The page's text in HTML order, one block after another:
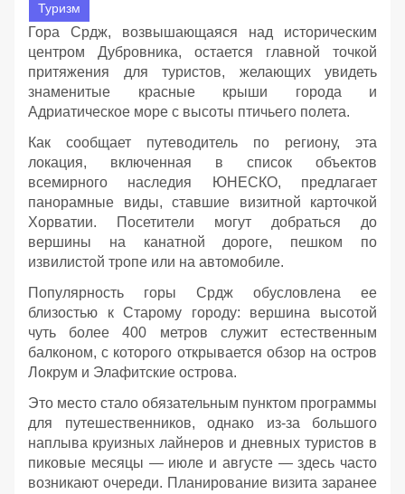
Туризм
Гора Срдж, возвышающаяся над историческим
центром Дубровника, остается главной точкой
притяжения для туристов, желающих увидеть
знаменитые красные крыши города и
Адриатическое море с высоты птичьего полета.
Как сообщает путеводитель по региону, эта
локация, включенная в список объектов
всемирного наследия ЮНЕСКО, предлагает
панорамные виды, ставшие визитной карточкой
Хорватии. Посетители могут добраться до
вершины на канатной дороге, пешком по
извилистой тропе или на автомобиле.
Популярность горы Срдж обусловлена ее
близостью к Старому городу: вершина высотой
чуть более 400 метров служит естественным
балконом, с которого открывается обзор на остров
Локрум и Элафитские острова.
Это место стало обязательным пунктом программы
для путешественников, однако из-за большого
наплыва круизных лайнеров и дневных туристов в
пиковые месяцы — июле и августе — здесь часто
возникают очереди. Планирование визита заранее